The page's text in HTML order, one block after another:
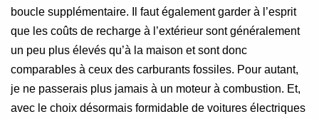
boucle supplémentaire. Il faut également garder à l’esprit
que les coûts de recharge à l’extérieur sont généralement
un peu plus élevés qu’à la maison et sont donc
comparables à ceux des carburants fossiles. Pour autant,
je ne passerais plus jamais à un moteur à combustion. Et,
avec le choix désormais formidable de voitures électriques